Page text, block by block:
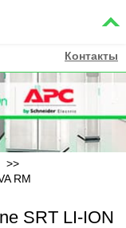
Контакты
RM
SRT LI-ION